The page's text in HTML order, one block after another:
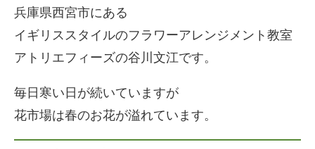
兵庫県西宮市にある
イギリススタイルのフラワーアレンジメント教室
アトリエフィーズの谷川文江です。
毎日寒い日が続いていますが
花市場は春のお花が溢れています。